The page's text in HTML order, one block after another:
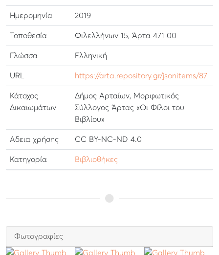
Ημερομηνία 2019
Τοποθεσία Φιλελλήνων 15, Άρτα 471 00
Γλώσσα Ελληνική
URL https://arta.repository.gr/jsonitems/87
Κάτοχος
Δικαιωμάτων
Δήμος Αρταίων, Μορφωτικός
Σύλλογος Άρτας «Οι Φίλοι του
Βιβλίου»
Αδεια χρήσης CC BY-NC-ND 4.0
Κατηγορία Βιβλιοθήκες
Φωτογραφίες